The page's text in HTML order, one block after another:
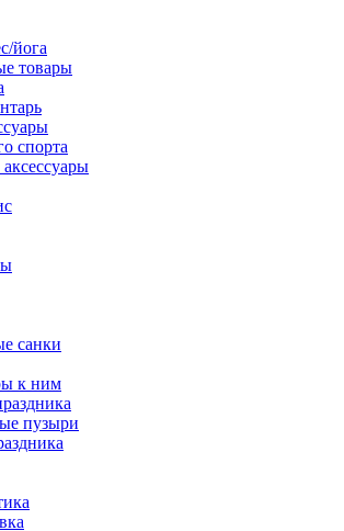
йога
товары
спорта
санки
к ним
пузыри